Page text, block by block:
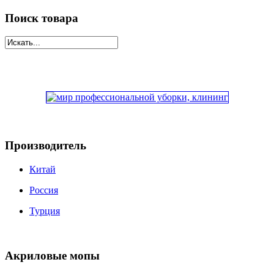
Поиск товара
Производитель
Китай
Россия
Турция
Акриловые мопы